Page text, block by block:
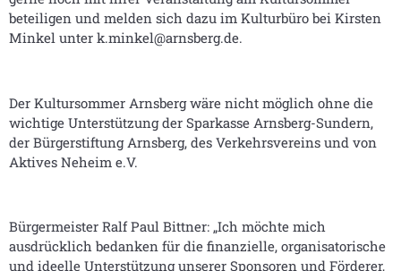
beteiligen und melden sich dazu im Kulturbüro bei Kirsten
Minkel unter k.minkel@arnsberg.de.
Der Kultursommer Arnsberg wäre nicht möglich ohne die
wichtige Unterstützung der Sparkasse Arnsberg-Sundern,
der Bürgerstiftung Arnsberg, des Verkehrsvereins und von
Aktives Neheim e.V.
Bürgermeister Ralf Paul Bittner: „Ich möchte mich
ausdrücklich bedanken für die finanzielle, organisatorische
und ideelle Unterstützung unserer Sponsoren und Förderer,